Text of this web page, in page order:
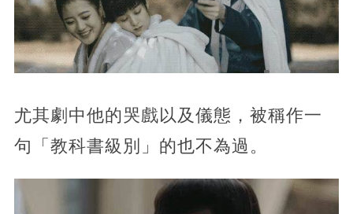
尤其劇中他的哭戲以及儀態，被稱作一
句「教科書級別」的也不為過。